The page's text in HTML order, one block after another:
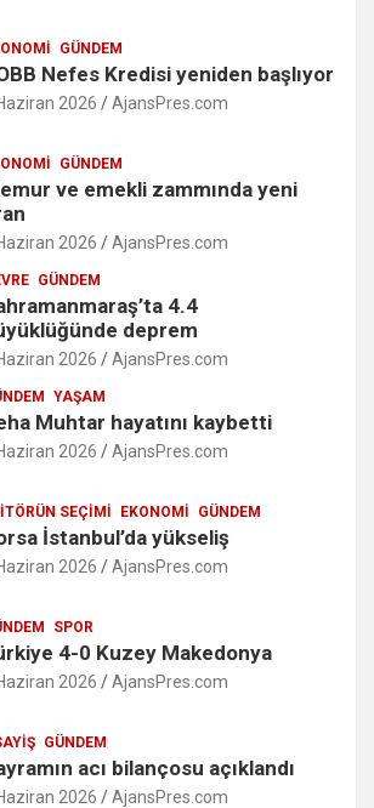
GÜNDEM
Nefes Kredisi yeniden başlıyor
2026 AjansPres.com
GÜNDEM
ve emekli zammında yeni
2026 AjansPres.com
GÜNDEM
4.4
deprem
2026 AjansPres.com
YAŞAM
Muhtar hayatını kaybetti
2026 AjansPres.com
SEÇIMI EKONOMI GÜNDEM
İstanbul’da yükseliş
2026 AjansPres.com
SPOR
4-0 Kuzey Makedonya
2026 AjansPres.com
GÜNDEM
acı bilançosu açıklandı
2026 AjansPres.com